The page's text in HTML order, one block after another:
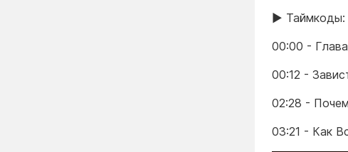
▶️ Таймкоды:
00:00 -
00:12 -
02:28 -
03:21 - Как